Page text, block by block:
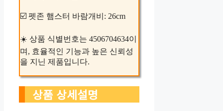
☑️ 펫존 햄스터 바람개비: 26cm
☀️ 상품 식별번호는 4506704634이
며, 효율적인 기능과 높은 신뢰성
을 지닌 제품입니다.
상품 상세설명